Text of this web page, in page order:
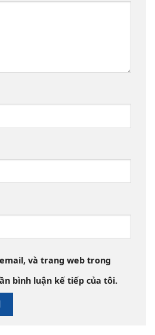
và trang web trong
bình luận kế tiếp của tôi.